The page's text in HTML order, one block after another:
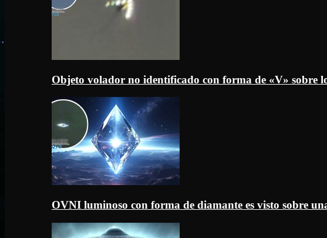
Objeto volador no identificado con forma de «V» sobre
OVNI luminoso con forma de diamante es visto sobre